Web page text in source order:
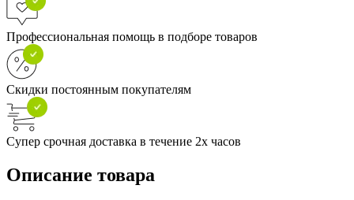
Профессиональная помощь в подборе товаров
Скидки постоянным покупателям
Супер срочная доставка в течение 2х часов
Описание товара